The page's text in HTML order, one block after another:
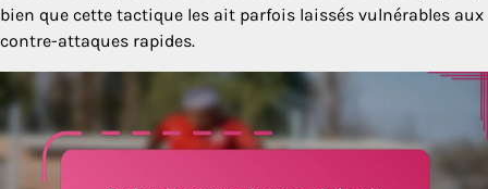
bien que cette tactique les ait parfois laissés vulnérables aux
contre-attaques rapides.